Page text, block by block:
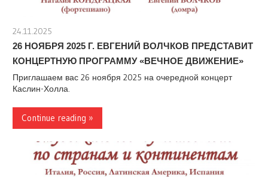
24.11.2025
26 НОЯБРЯ 2025 Г. ЕВГЕНИЙ ВОЛЧКОВ ПРЕДСТАВИТ
КОНЦЕРТНУЮ ПРОГРАММУ «ВЕЧНОЕ ДВИЖЕНИЕ»
Приглашаем вас 26 ноября 2025 на очередной концерт
Каслин-Холла.
Continue reading »